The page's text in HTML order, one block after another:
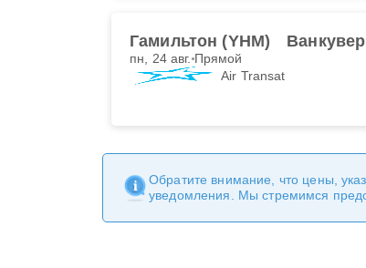
Гамильтон (YHM)
пн, 24 авг. Прямой
Air Transat
Обратите внимание, что цены,
уведомления. Мы стремимся